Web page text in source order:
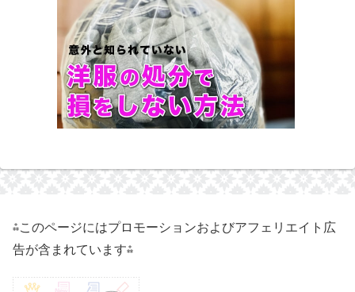
⁂このページにはプロモーションおよびアフェリエイト広
告が含まれています⁂